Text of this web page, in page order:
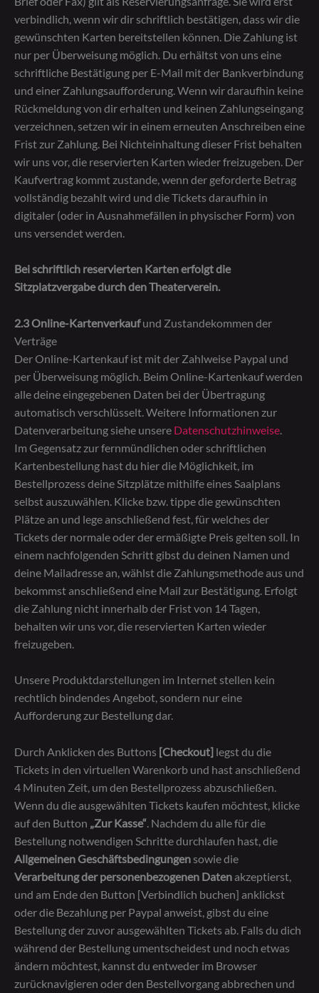
verbindlich, wenn wir dir schriftlich bestätigen, dass wir die
gewünschten Karten bereitstellen können. Die Zahlung ist
nur per Überweisung möglich. Du erhältst von uns eine
schriftliche Bestätigung per E-Mail mit der Bankverbindung
und einer Zahlungsaufforderung. Wenn wir daraufhin keine
Rückmeldung von dir erhalten und keinen Zahlungseingang
verzeichnen, setzen wir in einem erneuten Anschreiben eine
Frist zur Zahlung. Bei Nichteinhaltung dieser Frist behalten
wir uns vor, die reservierten Karten wieder freizugeben. Der
Kaufvertrag kommt zustande, wenn der geforderte Betrag
vollständig bezahlt wird und die Tickets daraufhin in
digitaler (oder in Ausnahmefällen in physischer Form) von
uns versendet werden.
Bei schriftlich reservierten Karten erfolgt die
Sitzplatzvergabe durch den Theaterverein.
2.3 Online-Kartenverkaufund Zustandekommen der
Verträge
Der Online-Kartenkauf ist mit der Zahlweise Paypal und
per Überweisung möglich. Beim Online-Kartenkauf werden
alle deine eingegebenen Daten bei der Übertragung
automatisch verschlüsselt. Weitere Informationen zur
Datenverarbeitung siehe unsere Datenschutzhinweise
Im Gegensatz zur fernmündlichen oder schriftlichen
Kartenbestellung hast du hier die Möglichkeit, im
Bestellprozess deine Sitzplätze mithilfe eines Saalplans
selbst auszuwählen. Klicke bzw. tippe die gewünschten
Plätze an und lege anschließend fest, für welches der
Tickets der normale oder der ermäßigte Preis gelten soll. In
einem nachfolgenden Schritt gibst du deinen Namen und
deine Mailadresse an, wählst die Zahlungsmethode aus und
bekommst anschließend eine Mail zur Bestätigung. Erfolgt
die Zahlung nicht innerhalb der Frist von 14 Tagen,
behalten wir uns vor, die reservierten Karten wieder
freizugeben.
Unsere Produktdarstellungen im Internet stellen kein
rechtlich bindendes Angebot, sondern nur eine
Aufforderung zur Bestellung dar.
Durch Anklicken des Buttons [Checkout] legst du die
Tickets in den virtuellen Warenkorb und hast anschließend
4 Minuten Zeit, um den Bestellprozess abzuschließen.
Wenn du die ausgewählten Tickets kaufen möchtest, klicke
auf den Button „Zur Kasse“. Nachdem du alle für die
Bestellung notwendigen Schritte durchlaufen hast, die
Allgemeinen Geschäftsbedingungen sowie die
Verarbeitung der personenbezogenen Daten akzeptierst,
und am Ende den Button [Verbindlich buchen] anklickst
oder die Bezahlung per Paypal anweist, gibst du eine
Bestellung der zuvor ausgewählten Tickets ab. Falls du dich
während der Bestellung umentscheidest und noch etwas
ändern möchtest, kannst du entweder im Browser
zurücknavigieren oder den Bestellvorgang abbrechen und